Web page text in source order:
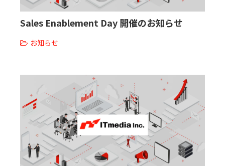
Sales Enablement Day 開催のお知らせ
お知らせ